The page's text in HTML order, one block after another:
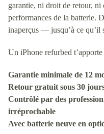
garantie, ni droit de retour, ni
performances de la batterie.
inaperçus — jusqu’à ce qu’il
Un iPhone refurbed
Garantie minimale de 12
Retour gratuit sous 30
Contrôlé par des
irréprochable
Avec batterie neuve en